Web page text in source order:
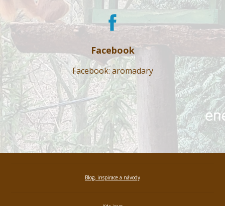
Facebook
Facebook: aromadary
Blog, inspirace a návody